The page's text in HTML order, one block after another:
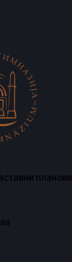
планови